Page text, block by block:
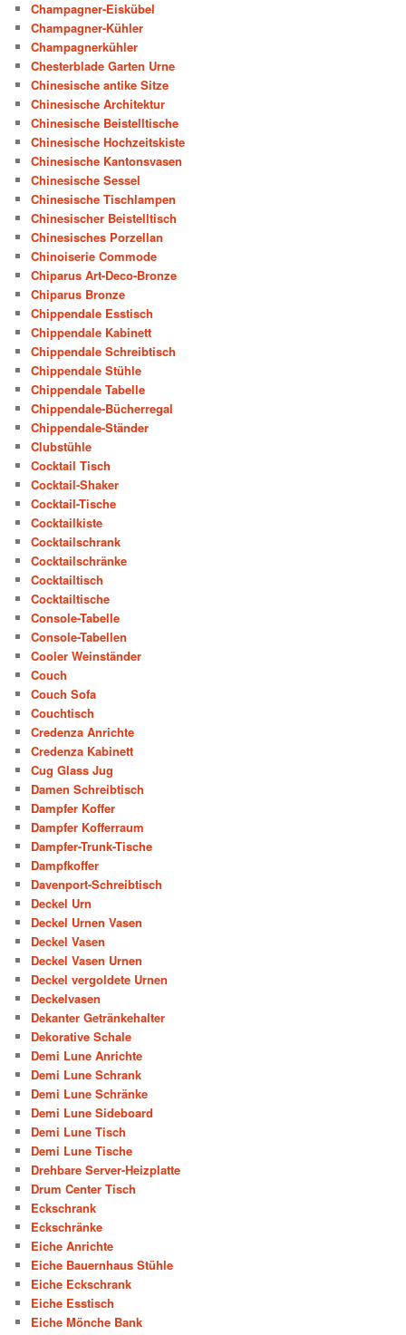
Champagner-Eiskübel
Champagner-Kühler
Champagnerkühler
Chesterblade Garten Urne
Chinesische antike Sitze
Chinesische Architektur
Chinesische Beistelltische
Chinesische Hochzeitskiste
Chinesische Kantonsvasen
Chinesische Sessel
Chinesische Tischlampen
Chinesischer Beistelltisch
Chinesisches Porzellan
Chinoiserie Commode
Chiparus Art-Deco-Bronze
Chiparus Bronze
Chippendale Esstisch
Chippendale Kabinett
Chippendale Schreibtisch
Chippendale Stühle
Chippendale Tabelle
Chippendale-Bücherregal
Chippendale-Ständer
Clubstühle
Cocktail Tisch
Cocktail-Shaker
Cocktail-Tische
Cocktailkiste
Cocktailschrank
Cocktailschränke
Cocktailtisch
Cocktailtische
Console-Tabelle
Console-Tabellen
Cooler Weinständer
Couch
Couch Sofa
Couchtisch
Credenza Anrichte
Credenza Kabinett
Cug Glass Jug
Damen Schreibtisch
Dampfer Koffer
Dampfer Kofferraum
Dampfer-Trunk-Tische
Dampfkoffer
Davenport-Schreibtisch
Deckel Urn
Deckel Urnen Vasen
Deckel Vasen
Deckel Vasen Urnen
Deckel vergoldete Urnen
Deckelvasen
Dekanter Getränkehalter
Dekorative Schale
Demi Lune Anrichte
Demi Lune Schrank
Demi Lune Schränke
Demi Lune Sideboard
Demi Lune Tisch
Demi Lune Tische
Drehbare Server-Heizplatte
Drum Center Tisch
Eckschrank
Eckschränke
Eiche Anrichte
Eiche Bauernhaus Stühle
Eiche Eckschrank
Eiche Esstisch
Eiche Mönche Bank